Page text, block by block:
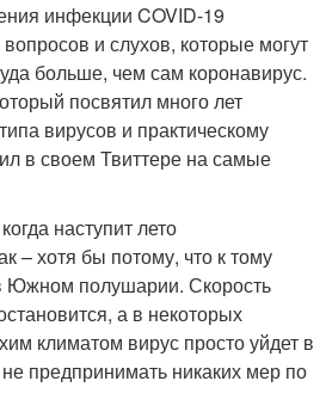
инфекции COVID-19
и слухов, которые могут
больше, чем сам коронавирус.
посвятил много лет
вирусов и практическому
в своем Твиттере на самые
наступит лето
– хотя бы потому, что к тому
Южном полушарии. Скорость
а в некоторых
климатом вирус просто уйдет в
предпринимать никаких мер по